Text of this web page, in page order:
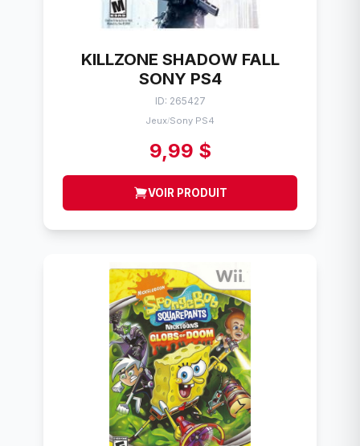
KILLZONE SHADOW FALL
SONY PS4
ID: 265427
Jeux/Sony PS4
9,99 $
VOIR PRODUIT